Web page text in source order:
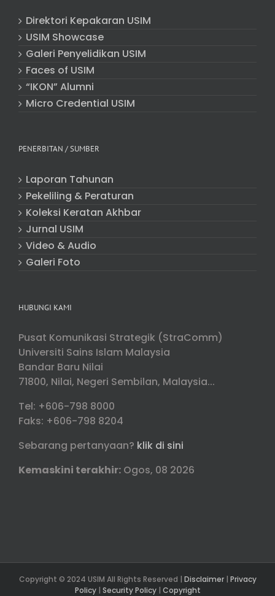
Direktori Kepakaran USIM
USIM Showcase
Galeri Penyelidikan USIM
Faces of USIM
“IKON” Alumni
Micro Credential USIM
PENERBITAN / SUMBER
Laporan Tahunan
Pekeliling & Peraturan
Koleksi Keratan Akhbar
Jurnal USIM
Video & Audio
Galeri Foto
HUBUNGI KAMI
Pusat Komunikasi Strategik (StraComm)
Universiti Sains Islam Malaysia
Bandar Baru Nilai
71800, Nilai, Negeri Sembilan, Malaysia...
Tel: +606-798 8000
Faks: +606-798 8204
Sebarang pertanyaan? klik di sini
Kemaskini terakhir: Ogos, 08 2026
Copyright © 2024 USIM All Rights Reserved | Disclaimer| Privacy
Policy| Security Policy| Copyright